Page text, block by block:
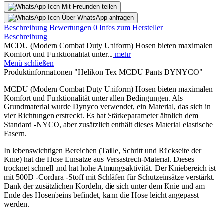
Mit Freunden teilen
Über WhatsApp anfragen
Beschreibung Bewertungen 0 Infos zum Hersteller
Beschreibung
MCDU (Modern Combat Duty Uniform) Hosen bieten maximalen
Komfort und Funktionalität unter... mehr
Menü schließen
Produktinformationen "Helikon Tex MCDU Pants DYNYCO"
MCDU (Modern Combat Duty Uniform) Hosen bieten maximalen
Komfort und Funktionalität unter allen Bedingungen. Als
Grundmaterial wurde Dynyco verwendet, ein Material, das sich in
vier Richtungen erstreckt. Es hat Stärkeparameter ähnlich dem
Standard -NYCO, aber zusätzlich enthält dieses Material elastische
Fasern.
In lebenswichtigen Bereichen (Taille, Schritt und Rückseite der
Knie) hat die Hose Einsätze aus Versastrech-Material. Dieses
trocknet schnell und hat hohe Atmungsaktivität. Der Kniebereich ist
mit 500D -Cordura -Stoff mit Schläfen für Schutzeinsätze verstärkt.
Dank der zusätzlichen Kordeln, die sich unter dem Knie und am
Ende des Hosenbeins befindet, kann die Hose leicht angepasst
werden.